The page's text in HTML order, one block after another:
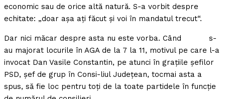
economic sau de orice altă natură. S-a vorbit despre
echitate: „doar aşa aţi făcut şi voi în mandatul trecut“.
Dar nici măcar despre asta nu este vorba. Când s-
au majorat locurile în AGA de la 7 la 11, motivul pe care l-a
invocat Dan Vasile Constantin, pe atunci în graţiile şefilor
PSD, şef de grup în Consi-liul Judeţean, tocmai asta a
spus, să fie loc pentru toţi de la toate partidele în funcţie